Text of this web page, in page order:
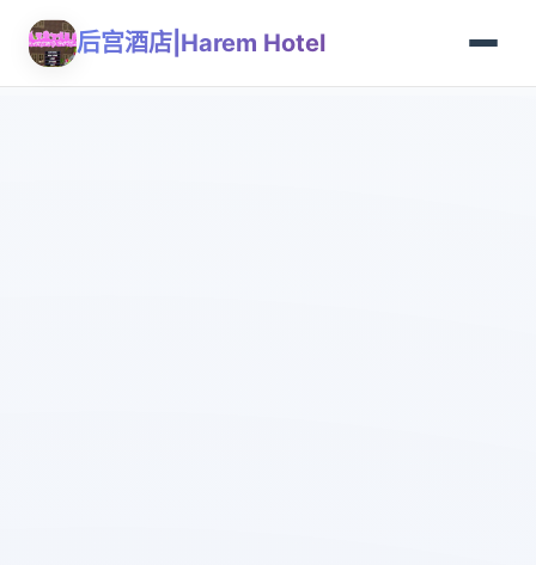
后宫酒店|Harem Hotel